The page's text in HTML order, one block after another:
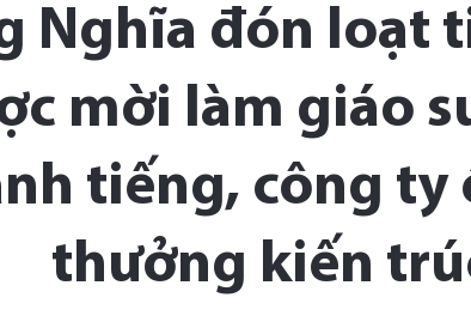
Nghĩa đón loạt
mời làm giáo
tiếng, công ty
thưởng kiến